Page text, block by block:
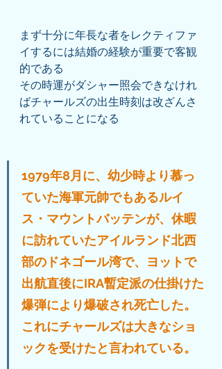
まず十分に年長な者をレクティファ
イするには結婚の経験が重要で客観
的である
その時運がダシャー照会できなけれ
ばチャールズの出生時刻は改ざんさ
れていることになる
1979年8月に、幼少時より慕っ
ていた海軍元帥でもあるルイ
ス・マウントバッテンが、休暇
に訪れていたアイルランド北西
部のドネゴール湾で、ヨットで
出航直後にIRA暫定派の仕掛けた
爆弾により爆破され死亡した。
これにチャールズは大きなショ
ックを受けたと言われている。